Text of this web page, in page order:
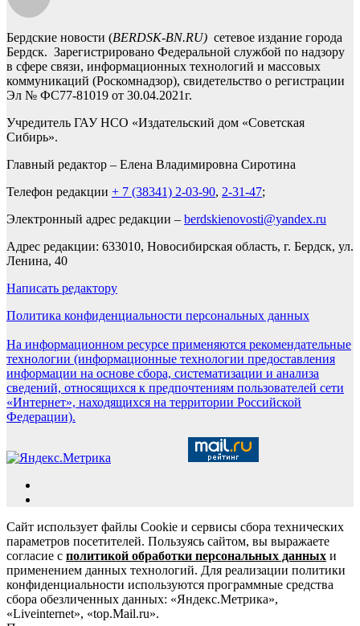
Бердские новости (BERDSK-BN.RU) сетевое издание города
Бердск. Зарегистрировано Федеральной службой по надзору
в сфере связи, информационных технологий и массовых
коммуникаций (Роскомнадзор), свидетельство о регистрации
Эл № ФС77-81019 от 30.04.2021г.
Учредитель ГАУ НСО «Издательский дом «Советская
Сибирь».
Главный редактор – Елена Владимировна Сиротина
Телефон редакции + 7 (38341) 2-03-90, 2-31-47;
Электронный адрес редакции – berdskienovosti@yandex.ru
Адрес редакции: 633010, Новосибирская область, г. Бердск, ул.
Ленина, 40
Написать редактору
Политика конфиденциальности персональных данных
На информационном ресурсе применяются рекомендательные
технологии (информационные технологии предоставления
информации на основе сбора, систематизации и анализа
сведений, относящихся к предпочтениям пользователей сети
«Интернет», находящихся на территории Российской
Федерации).
Сайт использует файлы Cookie и сервисы сбора технических
параметров посетителей. Пользуясь сайтом, вы выражаете
согласие с политикой обработки персональных данных и
применением данных технологий. Для реализации политики
конфиденциальности используются программные средства
сбора обезличенных данных: «Яндекс.Метрика»,
«Liveinternet», «top.Mail.ru».